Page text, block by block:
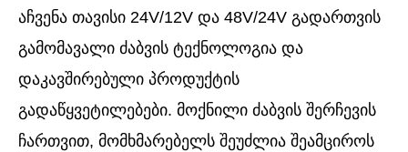
აჩვენა თავისი 24V/12V და 48V/24V გადართვის
გამომავალი ძაბვის ტექნოლოგია და
დაკავშირებული პროდუქტის
გადაწყვეტილებები. მოქნილი ძაბვის შერჩევის
ჩართვით, მომხმარებელს შეუძლია შეამციროს